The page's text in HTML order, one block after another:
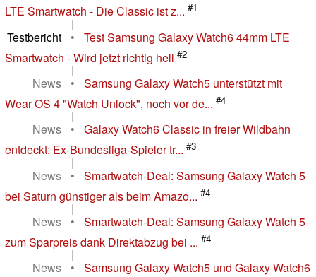
LTE Smartwatch - Die Classic ist z... #1
|
Testbericht
•
Test Samsung Galaxy Watch6 44mm LTE
Smartwatch - Wird jetzt richtig hell #2
|
News
•
Samsung Galaxy Watch5 unterstützt mit
Wear OS 4 "Watch Unlock", noch vor de... #4
|
News
•
Galaxy Watch6 Classic in freier Wildbahn
entdeckt: Ex-Bundesliga-Spieler tr... #3
|
News
•
Smartwatch-Deal: Samsung Galaxy Watch 5
bei Saturn günstiger als beim Amazo... #4
|
News
•
Smartwatch-Deal: Samsung Galaxy Watch 5
zum Sparpreis dank Direktabzug bei ... #4
|
News
•
Samsung Galaxy Watch5 und Galaxy Watch6